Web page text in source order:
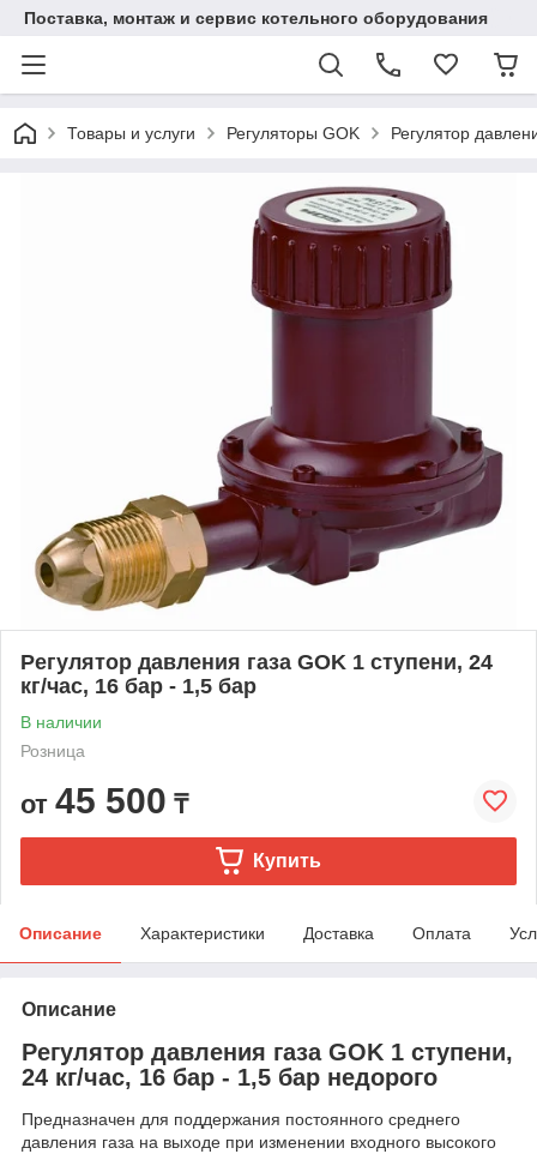
Поставка, монтаж и сервис котельного оборудования
Товары и услуги Регуляторы GOK Регулятор
Регулятор давления газа GOK 1 ступени, 24
кг/час, 16 бар - 1,5 бар
В наличии
Розница
от 45 500 ₸
Купить
Описание Характеристики Доставка Оплата
Описание
Регулятор давления газа GOK 1 ступени,
24 кг/час, 16 бар - 1,5 бар недорого
Предназначен для поддержания постоянного среднего
давления газа на выходе при изменении входного высокого